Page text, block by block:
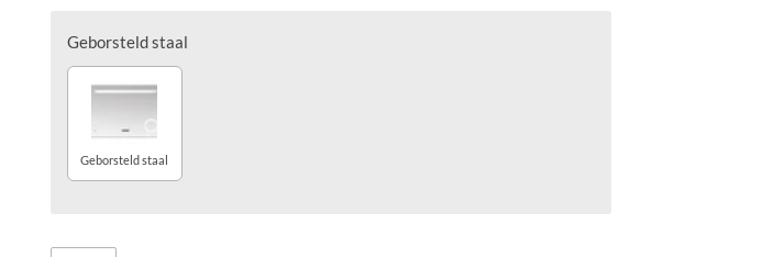
Geborsteld staal
Geborsteld staal